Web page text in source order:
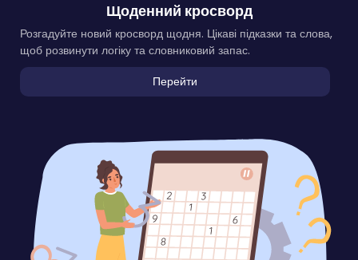
Щоденний кросворд
Розгадуйте новий кросворд щодня. Цікаві підказки та слова,
щоб розвинути логіку та словниковий запас.
Перейти